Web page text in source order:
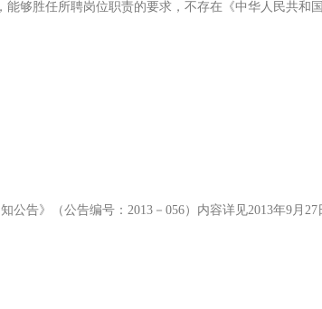
胜任所聘岗位职责的要求，不存在《中华人民共和
告》（公告编号：2013－056）内容详见2013年9月